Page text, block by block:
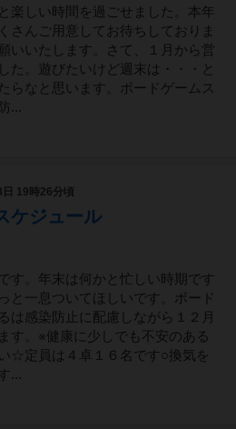
楽しい時間を過ごせました。本年
さんご用意してお待ちしておりま
いいたします。さて、１月から営
た。遊びたいけど週末は・・・と
らなと思います。ボードゲームス
...
19時26分頃
ケジュール
す。年末は何かと忙しい時期です
と一息ついてほしいです。ボード
は感染防止に配慮しながら１２月
す。※健康に少しでも不安のある
☆定員は４卓１６名です○換気を
...